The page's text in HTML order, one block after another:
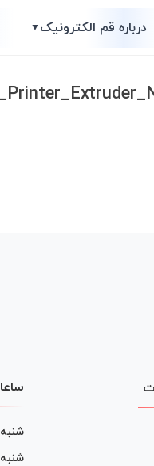
درباره قم الکترونیک▼